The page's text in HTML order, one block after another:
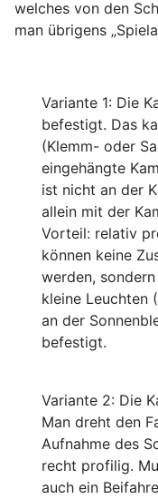
welches von den
man übrigens
Variante 1: Die
befestigt. Das
(Klemm- oder
eingehängte
ist nicht an der
allein mit der
Vorteil: relativ
können keine
werden,
kleine Leuchten
an der
befestigt.
Variante 2: Die
Man dreht den
Aufnahme des
recht profilig.
auch ein